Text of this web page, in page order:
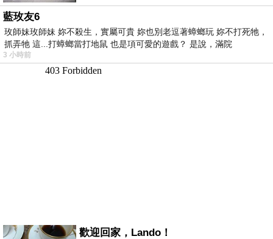
藍玫友6
玫師妹玫師妹 妳不殺生，實屬可貴 妳也別老逗著蟑螂玩 妳不打死牠，
抓弄牠 這...打蟑螂當打地鼠 也是項可愛的遊戲？ 是說，滿院
3 小時前
歡迎回家，Lando！